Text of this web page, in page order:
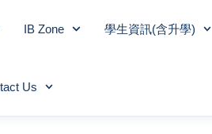
IB Zone 學生資訊(含升學)
Us